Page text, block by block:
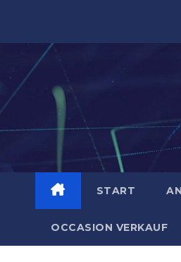
START
OCCASION VERKAUF